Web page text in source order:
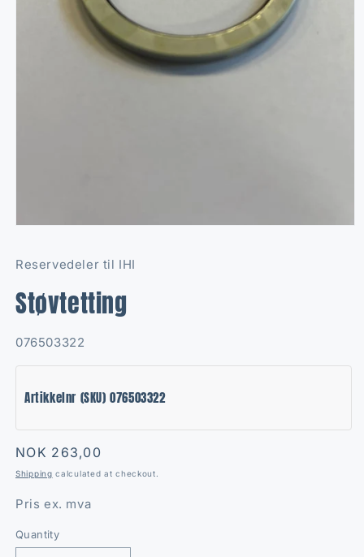
in
Reservedeler til IHI
Støvtetting
SKU:
076503322
Artikkelnr (SKU) 076503322
Regular
price
NOK 263,00
Shipping calculated at checkout.
Pris ex. mva
Quantity
Quantity